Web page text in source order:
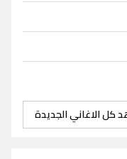
كل الاغاني الجديدة